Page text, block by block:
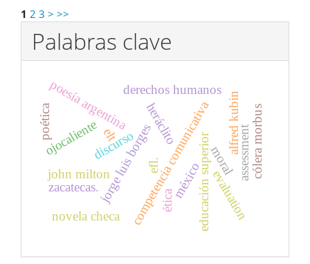
1 2 3 > >>
Palabras clave
discursocompetencia comunicativa
educación superior
jorge luis borgesheráclito
john milton
poesía argentinaderechos humanos
ética
moral
méxico
alfred kubin
novela checa
assessment
evaluation
elt
efl. cólera morbus
ojocaliente
zacatecas.
poética